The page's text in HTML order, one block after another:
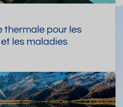
thermale pour les
les maladies